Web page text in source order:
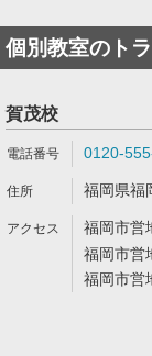
個別教室のト
賀茂校
0120-
福岡県福
福岡市営
福岡市営
福岡市営